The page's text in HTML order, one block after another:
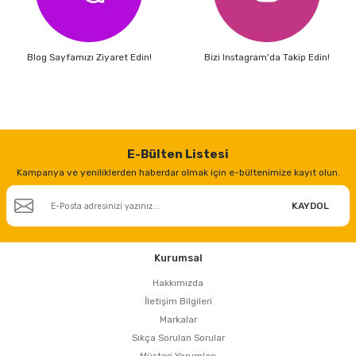
Blog Sayfamızı Ziyaret Edin! Bizi Instagram'da Takip Edin!
E-Bülten Listesi
Kampanya ve yeniliklerden haberdar olmak için e-bültenimize kayıt olun.
KAYDOL
Kurumsal
Hakkımızda
İletişim Bilgileri
Markalar
Sıkça Sorulan Sorular